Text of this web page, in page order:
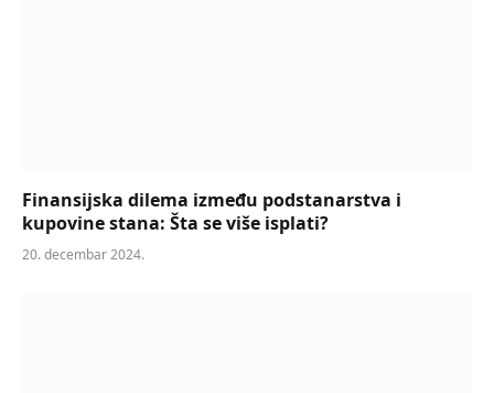
Finansijska dilema između podstanarstva i
kupovine stana: Šta se više isplati?
20. decembar 2024.